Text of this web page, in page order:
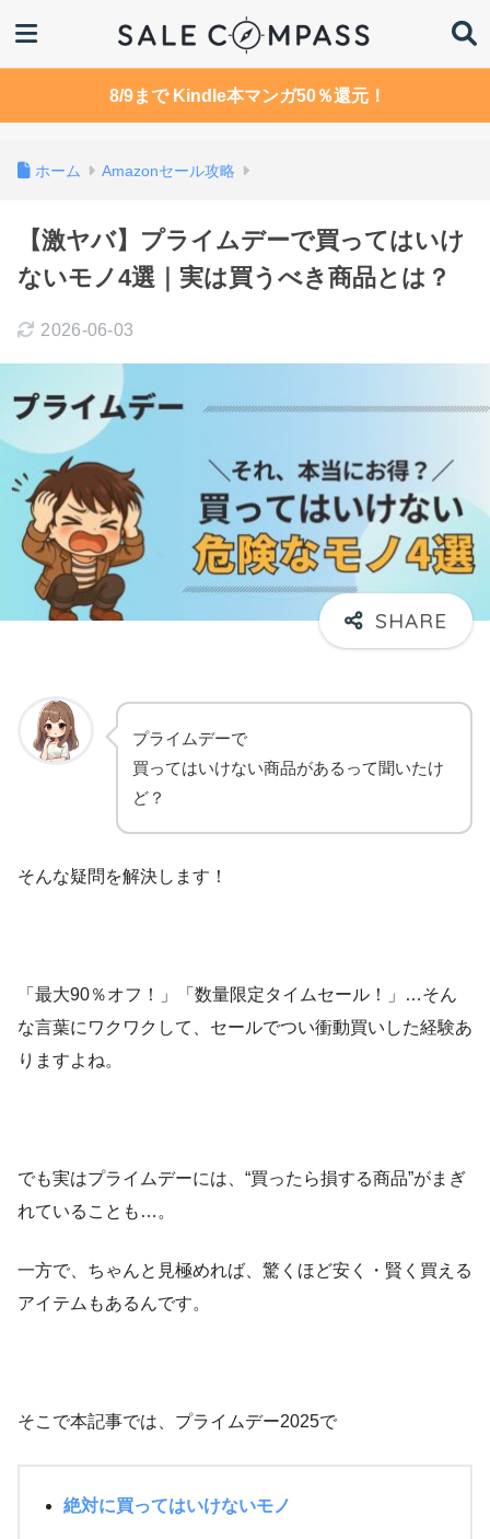
8/9まで Kindle本マンガ50％還元！
ホーム Amazonセール攻略
【激ヤバ】プライムデーで買ってはいけ
ないモノ4選｜実は買うべき商品とは？
2026-06-03
プライムデーで
買ってはいけない商品があるって聞いたけ
ど？
そんな疑問を解決します！
「最大90％オフ！」「数量限定タイムセール！」…そん
な言葉にワクワクして、セールでつい衝動買いした経験あ
りますよね。
でも実はプライムデーには、“買ったら損する商品”がまぎ
れていることも…。
一方で、ちゃんと見極めれば、驚くほど安く・賢く買える
アイテムもあるんです。
そこで本記事では、プライムデー2025で
絶対に買ってはいけないモノ